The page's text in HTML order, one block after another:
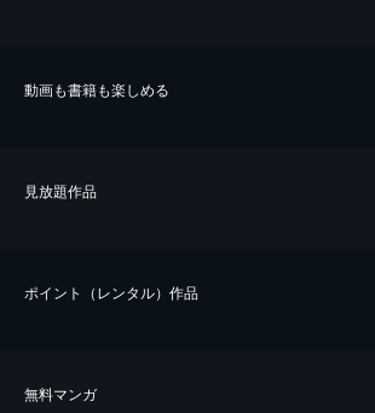
動画も書籍も楽しめる
⾒放題作品
ポイント（レンタル）作品
無料マンガ